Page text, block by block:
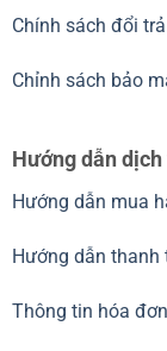
Chính sách đổi
Chỉnh sách bảo
Hướng dẫn dịch
Hướng dẫn mua
Hướng dẫn thanh
Thông tin hóa